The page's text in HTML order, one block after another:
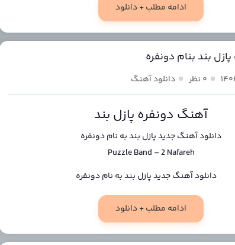
ادامه مطلب + دانلود
بند بنام دونفره
۰ نظر دانلود آهنگ
آهنگ دونفره پازل بند
دانلود آهنگ جدیدپازل بندبه نامدونفره
Puzzle Band –2 Nafareh
ادامه مطلب + دانلود